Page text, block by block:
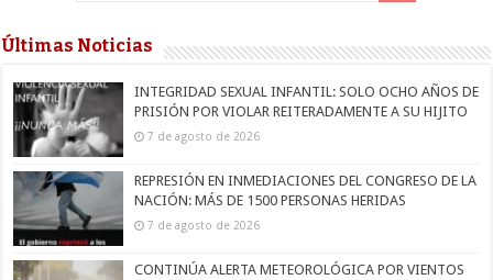
Últimas Noticias
INTEGRIDAD SEXUAL INFANTIL: SOLO OCHO AÑOS DE
PRISIÓN POR VIOLAR REITERADAMENTE A SU HIJITO
7 de agosto de 2026
REPRESIÓN EN INMEDIACIONES DEL CONGRESO DE LA
NACIÓN: MÁS DE 1500 PERSONAS HERIDAS
7 de agosto de 2026
CONTINÚA ALERTA METEOROLÓGICA POR VIENTOS